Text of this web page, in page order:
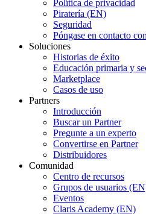
Política de privacidad
Piratería (EN)
Seguridad
Póngase en contacto
Soluciones
Historias de éxito
Educación primaria y
Marketplace
Casos de uso
Partners
Introducción
Buscar un Partner
Pregunte a un experto
Convertirse en Partner
Distribuidores
Comunidad
Centro de recursos
Grupos de usuarios
Eventos
Claris Academy (EN)